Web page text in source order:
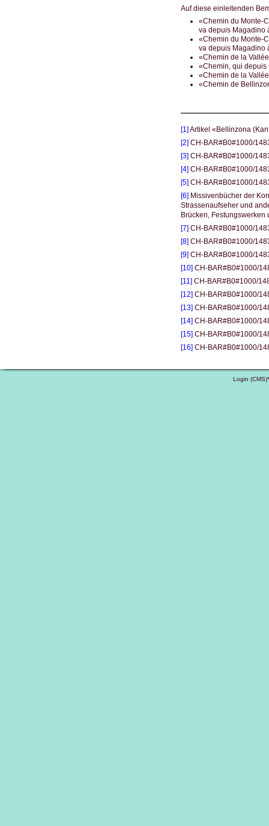
Auf diese einleitenden
«Chemin du Monte-
va depuis Magadino
«Chemin du Monte-
va depuis Magadino
«Chemin de la
«Chemin, qui depuis
«Chemin de la
«Chemin de
[1]Artikel «Bellinzona
[2]CH-BAR#B0#1000/
[3]CH-BAR#B0#1000/
[4]CH-BAR#B0#1000/
[5]CH-BAR#B0#1000/
[6]Missivenbücher der
Strassenaufseher und
Brücken,
[7]CH-BAR#B0#1000/
[8]CH-BAR#B0#1000/
[9]CH-BAR#B0#1000/
[10]CH-BAR#B0#1000/
[11]CH-BAR#B0#1000/
[12]CH-BAR#B0#1000/
[13]CH-BAR#B0#1000/
[14]CH-BAR#B0#1000/
[15]CH-BAR#B0#1000/
[16]CH-BAR#B0#1000/
Login (CMS)*